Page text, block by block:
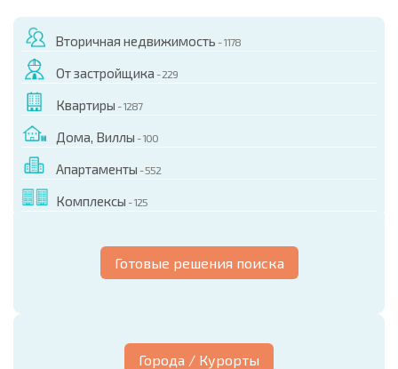
Вторичная недвижимость - 1178
От застройщика - 229
Квартиры - 1287
Дома, Виллы - 100
Апартаменты - 552
Комплексы - 125
Готовые решения поиска
Города / Курорты